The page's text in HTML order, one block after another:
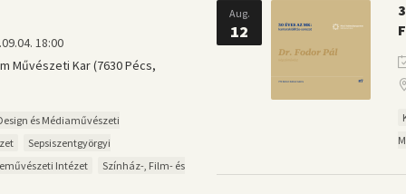
18:00
Művészeti Kar (7630 Pécs,
és Médiaművészeti
Sepsiszentgyörgyi
Intézet
Színház-, Film- és
Aug.
12